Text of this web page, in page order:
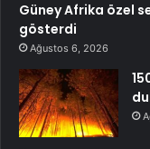
Güney Afrika özel
gösterdi
Ağustos 6, 2026